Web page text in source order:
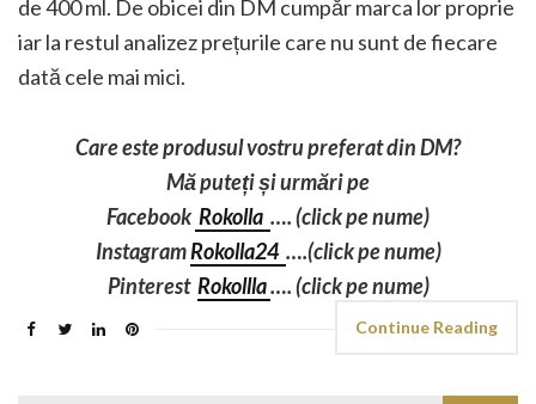
de 400 ml. De obicei din DM cumpăr marca lor proprie
iar la restul analizez prețurile care nu sunt de fiecare
dată cele mai mici.
Care este produsul vostru preferat din DM?
Mă puteți și urmări pe
Facebook Rokolla …. (click pe nume)
InstagramRokolla24 ….(click pe nume)
Pinterest Rokollla….(click pe nume)
Continue Reading